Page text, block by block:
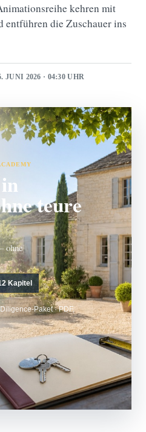
kehren mit
die Zuschauer ins
JUNI 2026 · 04:30 UHR
teure
ohne
Kapitel
Paket · PDF,